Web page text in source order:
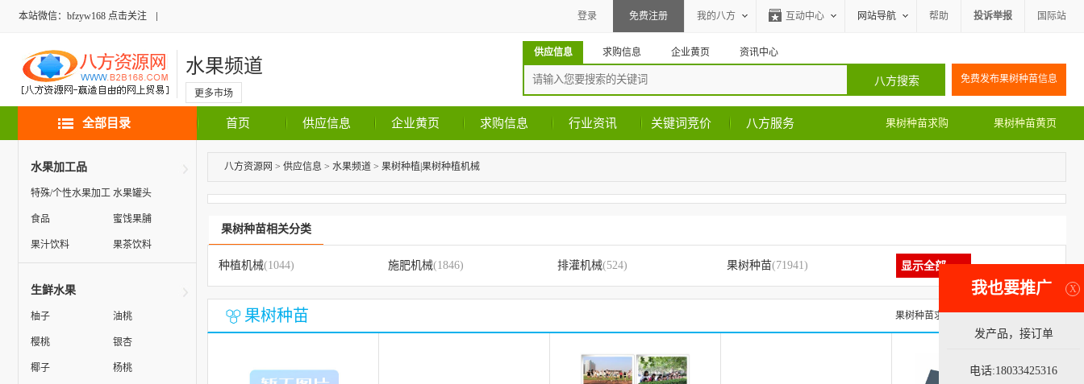
登录 免费注册 我的八方 互动中心 网站导航 帮助 投诉举报 国际站
本站微信：bfzyw168 点击关注
水果频道
更多市场
免费发布果树种苗信息
供应信息 求购信息 企业黄页 资讯中心
全部目录 首页 供应信息 企业黄页 求购信息 行业资讯 关键词竞价 八方服务 果树种苗黄页
果树种苗求购
水果加工品
特殊/个性水果加工
食品
水果罐头
蜜饯果脯
果汁饮料 果茶饮料
生鲜水果
柚子 油桃
樱桃 银杏
椰子 杨桃
八方资源网 > 供应信息 > 水果频道 > 果树种植|果树种植机械
果树种苗相关分类
种植机械(1044) 施肥机械(1846) 排灌机械(524) 果树种苗(71941) 显示全部
果树种苗 果树种苗求购信息 果树种苗黄页
X
我也要推广
发产品，接订单
电话:18033425316